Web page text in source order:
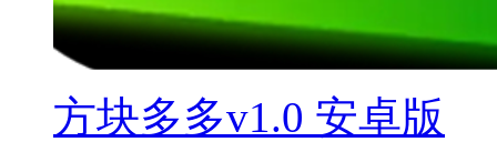
方块多多v1.0 安卓版